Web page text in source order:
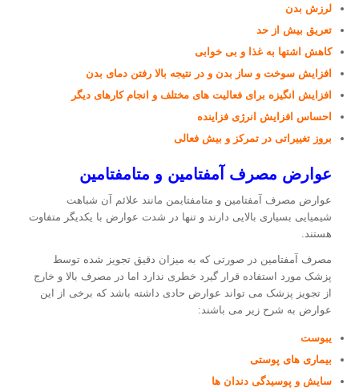
لرزش بدن
تعریق بیش از حد
کاهش اشتها به غذا و بی خوابی
افزایش سوخت و ساز بدن و در نتیجه بالا رفتن دمای بدن
افزایش انگیزه برای فعالیت های مختلف و انجام کارهای دیگر
احساس افزایش انرژی فزاینده
بروز تغییراتی در تمرکز و بیش فعالی
عوارض مصرف آمفتامین و متامفتامین
عوارض مصرف آمفتامین و متامفتایمن مانند علائم آن شباهت
شیمیایی بسیاری بالایی دارند و تنها در شدت عوارض با یکدیگر متفاوت
هستند.
مصرف آمفتامین در صورتی که به میزان دقیق تجویز شده توسط
پزشک مورد استفاده قرار گیرد خطری ندارد اما در مصرف بالا و خارج
از تجویز پزشک می تواند عوارض حادی داشته باشد که برخی از این
عوارض به شرح زیر می باشند:
یبوست
بیماری های پوستی
سایش و پوسیدگی دندان ها